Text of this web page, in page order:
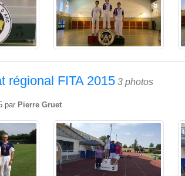
régional FITA 2015 3 photos
par Pierre Gruet